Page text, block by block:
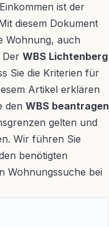
ist der
diesem Dokument
Wohnung, auch
Der WBS Lichtenberg
Sie die Kriterien für
Artikel erklären
den WBS beantragen
gelten und
Wir führen Sie
benötigten
Wohnungssuche bei